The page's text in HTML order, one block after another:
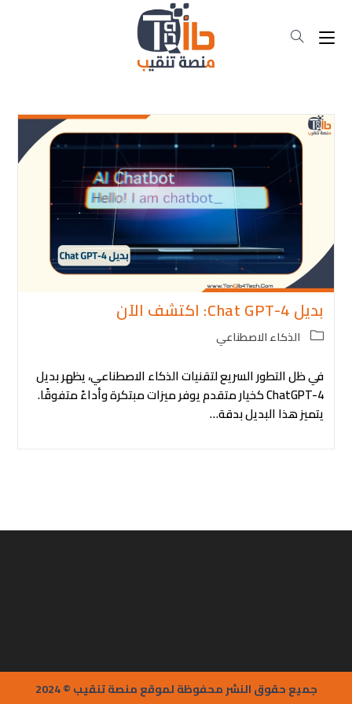
content
بديل Chat GPT-4: اكتشف الآن
Post الذكاء الاصطناعي
في ظل التطور السريع لتقنيات الذكاء الاصطناعي، يظهر بديل
ChatGPT-4 كخيار متقدم يوفر ميزات مبتكرة وأداءً متفوقًا.
يتميز هذا البديل بدقة…
جميع حقوق النشر محفوظة لموقع منصة تنقيب © 2024